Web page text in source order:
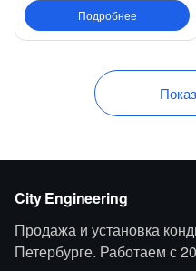
Подробнее
City Engineering
Продажа и установка
Петербурге. Работаем с